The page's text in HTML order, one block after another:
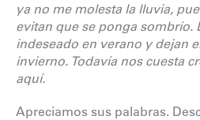
ya no me molesta la lluvia,
evitan que se ponga sombrío.
indeseado en verano y dejan
invierno. Todavía nos cuesta
aquí.
Apreciamos sus palabras.